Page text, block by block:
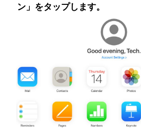
ン」をタップします。